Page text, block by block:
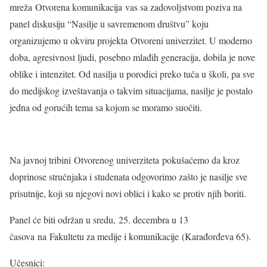
mreža Otvorena komunikacija vas sa zadovoljstvom poziva na
panel diskusiju “Nasilje u savremenom društvu” koju
organizujemo u okviru projekta Otvoreni univerzitet. U moderno
doba, agresivnost ljudi, posebno mlađih generacija, dobila je nove
oblike i intenzitet. Od nasilja u porodici preko tuča u školi, pa sve
do medijskog izveštavanja o takvim situacijama, nasilje je postalo
jedna od gorućih tema sa kojom se moramo suočiti.
Na javnoj tribini Otvorenog univerziteta pokušaćemo da kroz
doprinose stručnjaka i studenata odgovorimo zašto je nasilje sve
prisutnije, koji su njegovi novi oblici i kako se protiv njih boriti.
Panel će biti održan u sredu, 25. decembra u 13
časova na Fakultetu za medije i komunikacije (Karađorđeva 65).
Učesnici: